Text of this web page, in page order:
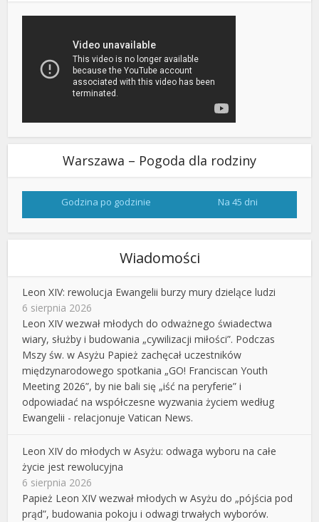
Warszawa – Pogoda dla rodziny
Godzina po godzinie Na 45 dni
Wiadomości
Leon XIV: rewolucja Ewangelii burzy mury dzielące ludzi
6 sierpnia 2026
Leon XIV wezwał młodych do odważnego świadectwa
wiary, służby i budowania „cywilizacji miłości”. Podczas
Mszy św. w Asyżu Papież zachęcał uczestników
międzynarodowego spotkania „GO! Franciscan Youth
Meeting 2026”, by nie bali się „iść na peryferie” i
odpowiadać na współczesne wyzwania życiem według
Ewangelii - relacjonuje Vatican News.
Leon XIV do młodych w Asyżu: odwaga wyboru na całe
życie jest rewolucyjna
6 sierpnia 2026
Papież Leon XIV wezwał młodych w Asyżu do „pójścia pod
prąd”, budowania pokoju i odwagi trwałych wyborów.